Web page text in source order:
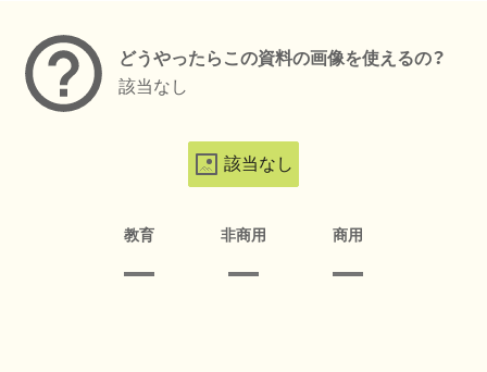
どうやったらこの資料の画像を使えるの？
該当なし
該当なし
教育 非商用 商用